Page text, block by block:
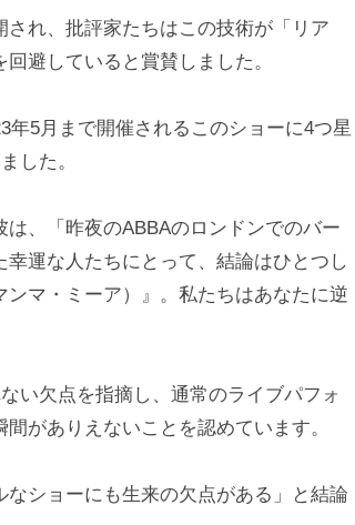
れ、批評家たちはこの技術が「リア
避していると賞賛しました。
5月まで開催されるこのショーに4つ星
した。
、「昨夜のABBAのロンドンでのバー
運な人たちにとって、結論はひとつし
マ・ミーア）』。私たちはあなたに逆
い欠点を指摘し、通常のライブパフォ
がありえないことを認めています。
なショーにも生来の欠点がある」と結論